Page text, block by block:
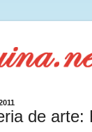
de arte: